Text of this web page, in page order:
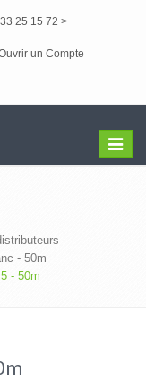
25 15 72 >
un Compte
Menu
- 50m
- 50m